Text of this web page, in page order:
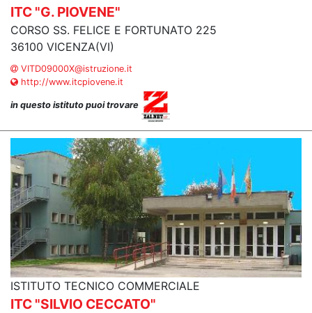
ITC "G. PIOVENE"
CORSO SS. FELICE E FORTUNATO 225
36100 VICENZA(VI)
VITD09000X@istruzione.it
http://www.itcpiovene.it
in questo istituto puoi trovare
ISTITUTO TECNICO COMMERCIALE
ITC "SILVIO CECCATO"